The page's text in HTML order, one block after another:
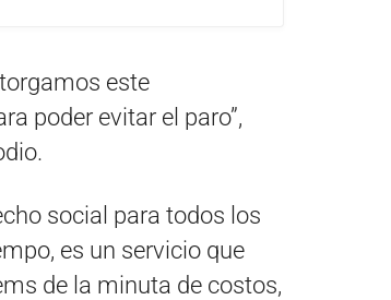
este
poder evitar el paro”,
social para todos los
es un servicio que
de la minuta de costos,